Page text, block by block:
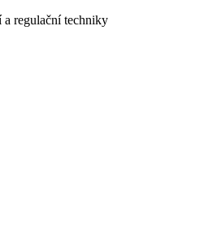
regulační techniky